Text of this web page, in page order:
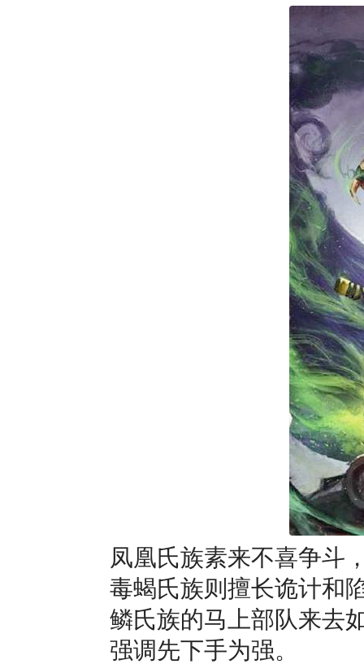
凤凰氏族素来不喜争斗
毒蝎氏族则擅长诡计和
鳞氏族的马上部队来去
强调先下手为强。